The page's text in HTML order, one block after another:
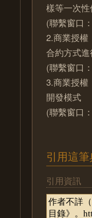
樣等一次性
(聯繫窗口
2.商業授權
合約方式
(聯繫窗口
3.商業授權
開發模式
(聯繫窗口
引用這
引用資訊